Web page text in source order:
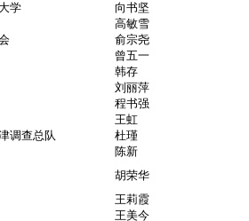
学
向书坚
高敏雪
俞宗尧
曾五一
韩存
刘丽萍
程书强
王虹
调查总队
杜瑾
陈新
胡荣华
王莉霞
王美今